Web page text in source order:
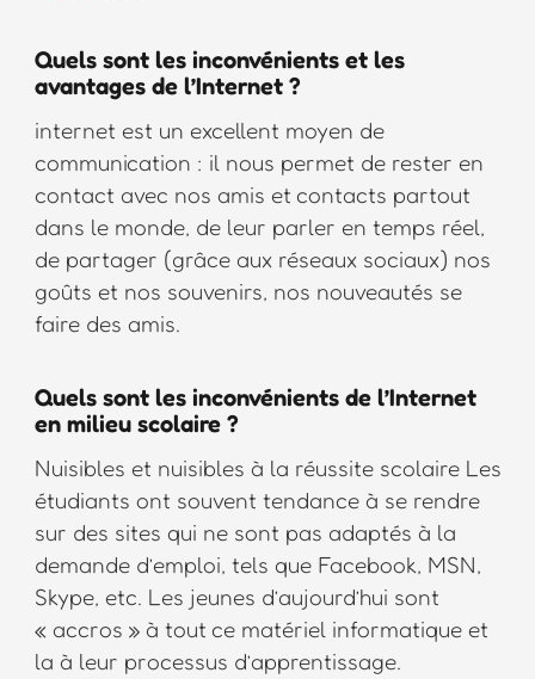
Quels sont les inconvénients et les
avantages de l’Internet ?
internet est un excellent moyen de
communication : il nous permet de rester en
contact avec nos amis et contacts partout
dans le monde, de leur parler en temps réel,
de partager (grâce aux réseaux sociaux) nos
goûts et nos souvenirs, nos nouveautés se
faire des amis.
Quels sont les inconvénients de l’Internet
en milieu scolaire ?
Nuisibles et nuisibles à la réussite scolaire Les
étudiants ont souvent tendance à se rendre
sur des sites qui ne sont pas adaptés à la
demande d’emploi, tels que Facebook, MSN,
Skype, etc. Les jeunes d’aujourd’hui sont
« accros » à tout ce matériel informatique et
la à leur processus d’apprentissage.